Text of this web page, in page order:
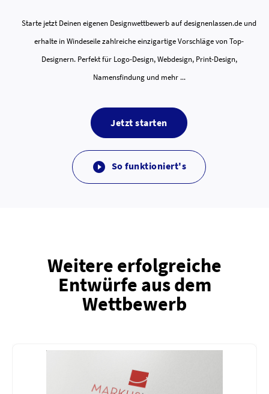
Starte jetzt Deinen eigenen Designwettbewerb auf designenlassen.de und
erhalte in Windeseile zahlreiche einzigartige Vorschläge von Top-
Designern. Perfekt für Logo-Design, Webdesign, Print-Design,
Namensfindung und mehr ...
Jetzt starten
 So funktioniert's
Weitere erfolgreiche
Entwürfe aus dem
Wettbewerb